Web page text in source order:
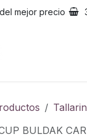
mejor precio
BULDAK